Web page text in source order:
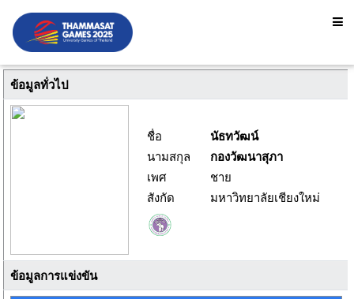
ข้อมูลทั่วไป
ชื่อ
นัธทวัฒน์
นามสกุล
กองวัฒนาสุภา
เพศ
ชาย
สังกัด
มหาวิทยาลัยเชียงใหม่
ข้อมูลการแข่งขัน